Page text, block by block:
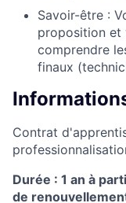
Savoir-être :
proposition et
comprendre
finaux
Contrat
Durée : 1 an à
de